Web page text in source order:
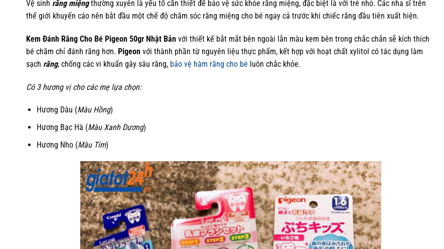
Vệ sinh răng miệng thường xuyên là yếu tố cần thiết để bảo vệ sức khỏe răng miệng, đặc biệt là với trẻ nhỏ. Các nha sĩ trên
thế giới khuyến cáo nên bắt đầu một chế độ chăm sóc răng miệng cho bé ngay cả trước khi chiếc răng đầu tiên xuất hiện.
Kem Đánh Răng Cho Bé Pigeon 50gr Nhật Bản với thiết kế bắt mắt bên ngoài lẫn màu kem bên trong chắc chắn sẽ kích thích
bé chăm chỉ đánh răng hơn. Pigeon với thành phần từ nguyên liệu thực phẩm, kết hợp với hoạt chất xylitol có tác dụng làm
sạch răng, chống các vi khuẩn gây sâu răng, bảo vệ hàm răng cho bé luôn chắc khỏe.
Có 3 hương vị cho các mẹ lựa chọn:
Hương Dâu (Màu Hồng)
Hương Bạc Hà (Màu Xanh Dương)
Hương Nho (Màu Tím)